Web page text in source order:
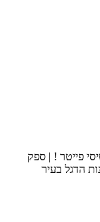
כרטיסי פייטר ! | ספק
הדגל בעיר